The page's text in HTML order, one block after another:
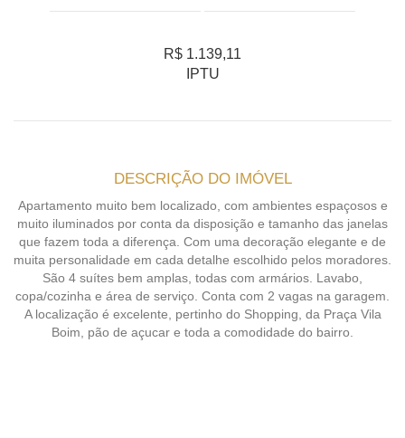
R$ 1.139,11
IPTU
DESCRIÇÃO DO IMÓVEL
Apartamento muito bem localizado, com ambientes espaçosos e
muito iluminados por conta da disposição e tamanho das janelas
que fazem toda a diferença. Com uma decoração elegante e de
muita personalidade em cada detalhe escolhido pelos moradores.
São 4 suítes bem amplas, todas com armários. Lavabo,
copa/cozinha e área de serviço. Conta com 2 vagas na garagem.
A localização é excelente, pertinho do Shopping, da Praça Vila
Boim, pão de açucar e toda a comodidade do bairro.